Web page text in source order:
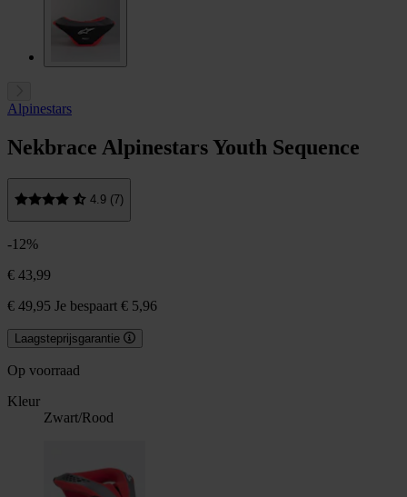
Alpinestars
Nekbrace Alpinestars Youth Sequence
4.9 (7)
-12%
€ 43,99
€ 49,95 Je bespaart € 5,96
Laagsteprijsgarantie
Op voorraad
Kleur
Zwart/Rood